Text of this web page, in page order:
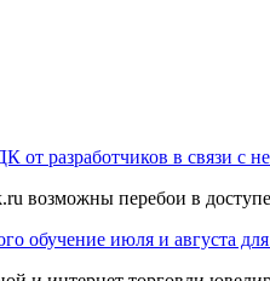
разработчиков в связи с
возможны перебои в
обучение июля и августа